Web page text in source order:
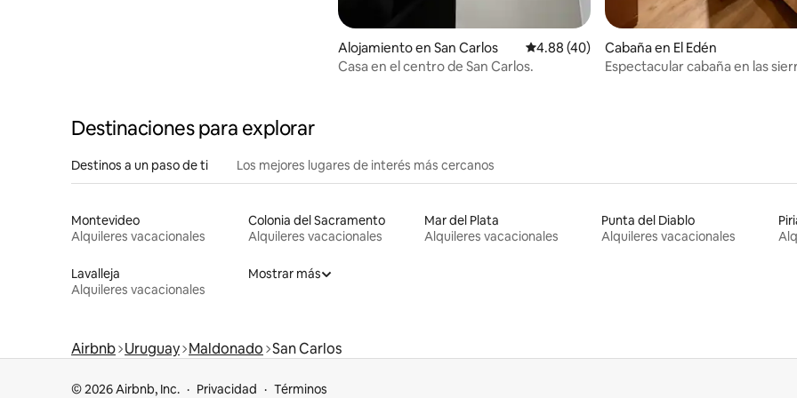
Alojamiento en San Carlos Calificación promedio: 4.88 de 5, 40 reseñas
4.88 (40)
Casa en el centro de San Carlos.
Cabaña en El Edén
Espectacular cabaña en las
Destinaciones para explorar
Destinos a un paso de ti Los mejores lugares de interés más cercanos
Montevideo
Alquileres vacacionales
Colonia del Sacramento
Alquileres vacacionales
Mar del Plata
Alquileres vacacionales
Punta del Diablo
Alquileres vacacionales
Lavalleja
Alquileres vacacionales
Mostrar más
Airbnb Uruguay Maldonado San Carlos
© 2026 Airbnb, Inc. Privacidad Términos